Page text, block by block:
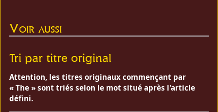
Voir aussi
Tri par titre original
Attention, les titres originaux commençant par
« The » sont triés selon le mot situé après l'article
défini.